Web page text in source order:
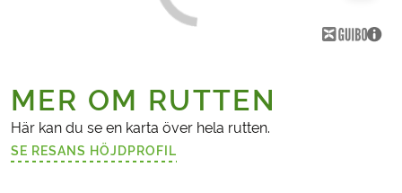
MER OM RUTTEN
Här kan du se en karta över hela rutten.
SE RESANS HÖJDPROFIL